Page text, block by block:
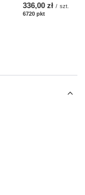
336,00 zł / szt.
6720 pkt